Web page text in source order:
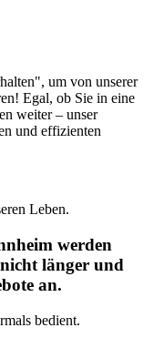
um von unserer
Egal, ob Sie in eine
weiter – unser
und effizienten
Leben.
werden
länger und
an.
bedient.